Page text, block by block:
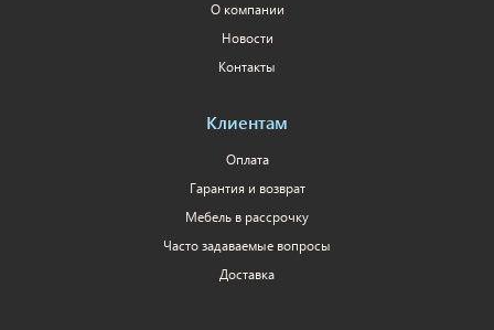
О компании
Новости
Контакты
Клиентам
Оплата
Гарантия и возврат
Мебель в рассрочку
Часто задаваемые вопросы
Доставка